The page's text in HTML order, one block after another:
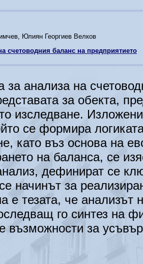
Юлиян Георгиев Велков
счетоводния баланс на предприятието
за анализа на
за обекта,
изследване.
се формира
като въз основа на
на баланса, се
дефинират се
начинът за
е тезата, че анализът
го синтез на
възможности за